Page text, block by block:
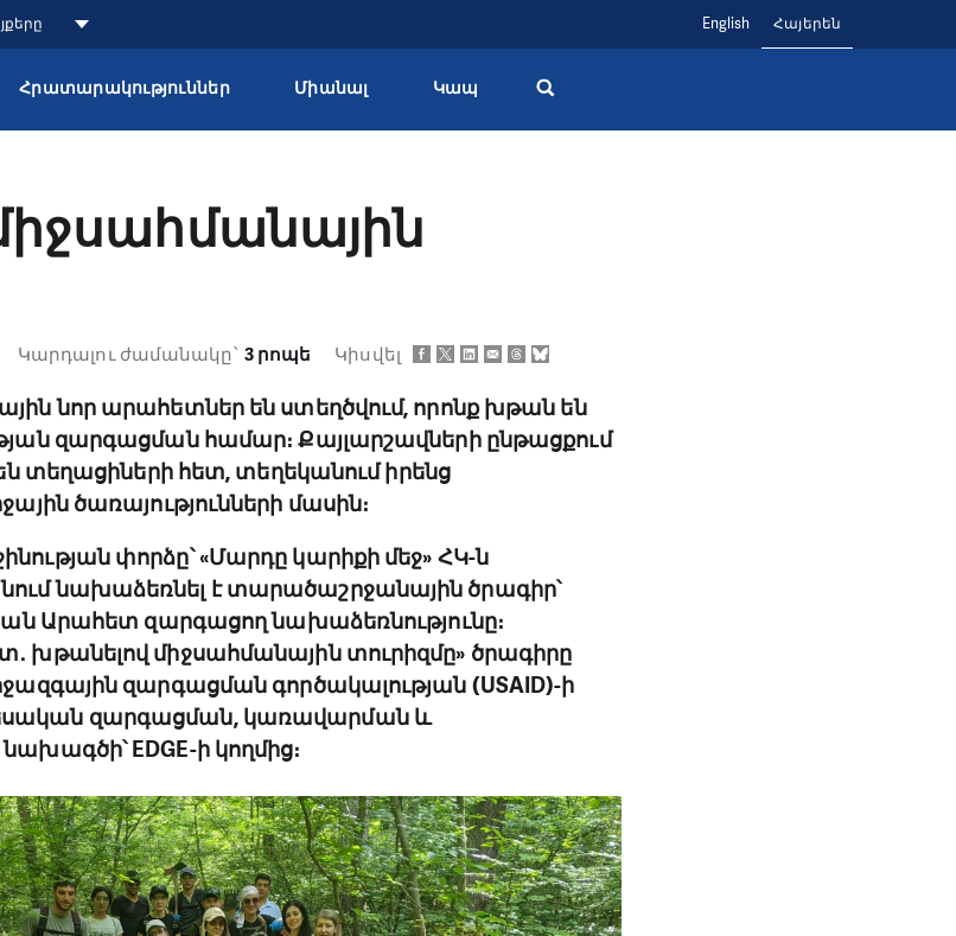
English Հայերեն
Հրատարակություններ Միանալ Կապ
Կարդալու ժամանակը՝ 3 րոպե Կիսվել
նոր արահետներ են ստեղծվում, որոնք խթան են
զարգացման համար։ Քայլարշավների ընթացքում
տեղացիների հետ, տեղեկանում իրենց
ծառայությունների մասին։
փորձը՝ «Մարդը կարիքի մեջ» ՀԿ-ն
նախաձեռնել է տարածաշրջանային ծրագիր՝
Արահետ զարգացող նախաձեռնությունը։
խթանելով միջսահմանային տուրիզմը» ծրագիրը
զարգացման գործակալության (USAID)-ի
զարգացման, կառավարման և
EDGE-ի կողմից։